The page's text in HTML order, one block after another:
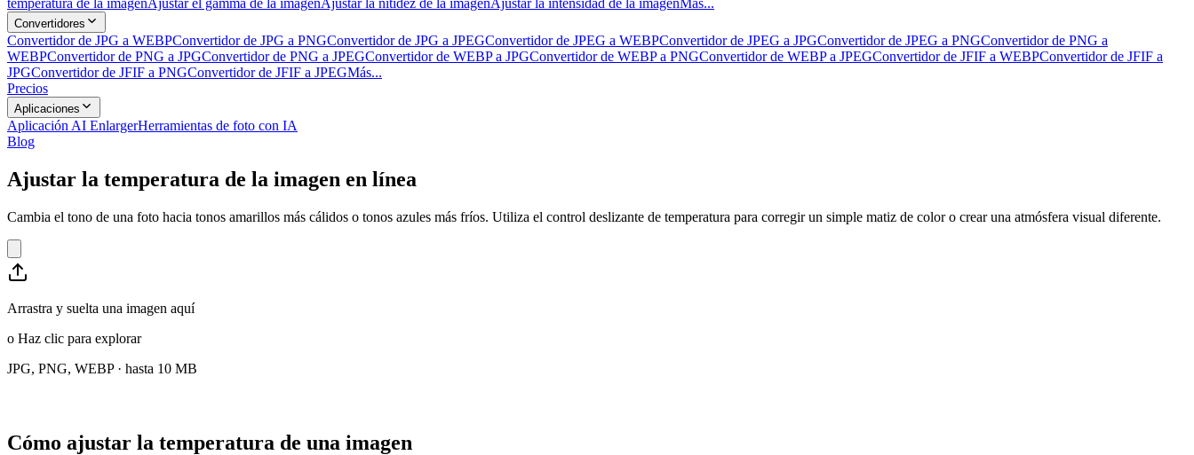
temperatura de la imagenAjustar el gamma de la imagenAjustar la nitidez de la imagenAjustar la intensidad de la imagenMás...
Convertidores
Convertidor de JPG a WEBPConvertidor de JPG a PNGConvertidor de JPG a JPEGConvertidor de JPEG a WEBPConvertidor de JPEG a JPGConvertidor de JPEG a PNGConvertidor de PNG a
WEBPConvertidor de PNG a JPGConvertidor de PNG a JPEGConvertidor de WEBP a JPGConvertidor de WEBP a PNGConvertidor de WEBP a JPEGConvertidor de JFIF a WEBPConvertidor de JFIF a
JPGConvertidor de JFIF a PNGConvertidor de JFIF a JPEGMás...
Precios
Aplicaciones
Aplicación AI EnlargerHerramientas de foto con IA
Blog
Ajustar la temperatura de la imagen en línea
Cambia el tono de una foto hacia tonos amarillos más cálidos o tonos azules más fríos. Utiliza el control deslizante de temperatura para corregir un simple matiz de color o crear una atmósfera visual diferente.
Arrastra y suelta una imagen aquí
o Haz clic para explorar
JPG, PNG, WEBP · hasta 10 MB
Cómo ajustar la temperatura de una imagen